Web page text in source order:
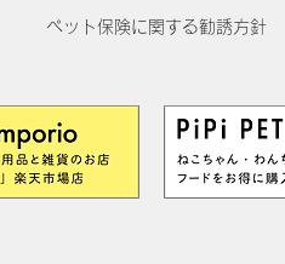
ペット保険に関する勧誘方針